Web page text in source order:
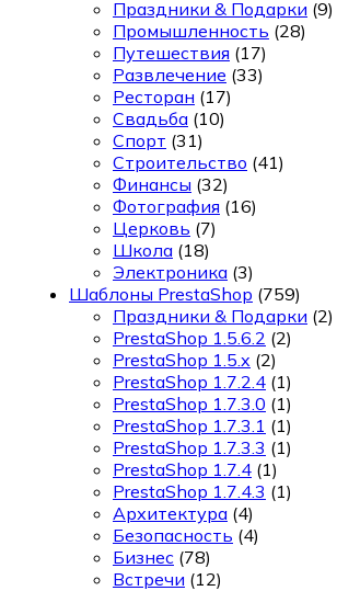
Праздники & Подарки (9)
Промышленность (28)
Путешествия (17)
Развлечение (33)
Ресторан (17)
Свадьба (10)
Спорт (31)
Строительство (41)
Финансы (32)
Фотография (16)
Церковь (7)
Школа (18)
Электроника (3)
Шаблоны PrestaShop (759)
Праздники & Подарки (2)
PrestaShop 1.5.6.2 (2)
PrestaShop 1.5.x (2)
PrestaShop 1.7.2.4 (1)
PrestaShop 1.7.3.0 (1)
PrestaShop 1.7.3.1 (1)
PrestaShop 1.7.3.3 (1)
PrestaShop 1.7.4 (1)
PrestaShop 1.7.4.3 (1)
Архитектура (4)
Безопасность (4)
Бизнес (78)
Встречи (12)